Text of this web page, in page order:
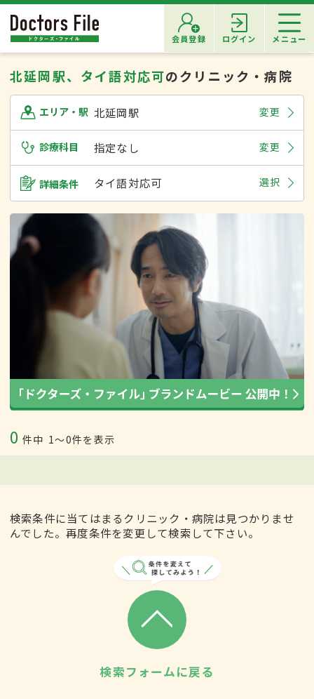
会員登録 ログイン メニュー
北延岡駅、タイ語対応可のクリニック・病院
エリア・駅 北延岡駅 変更
診療科目 指定なし 変更
詳細条件 タイ語対応可 選択
0 件中 1〜0件を表示
検索条件に当てはまるクリニック・病院は見つかりませ
んでした。再度条件を変更して検索して下さい。
検索フォームに戻る